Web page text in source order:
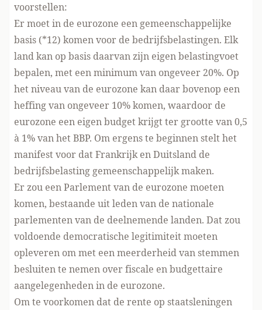
voorstellen:
Er moet in de eurozone een gemeenschappelijke
basis (*12) komen voor de bedrijfsbelastingen. Elk
land kan op basis daarvan zijn eigen belastingvoet
bepalen, met een minimum van ongeveer 20%. Op
het niveau van de eurozone kan daar bovenop een
heffing van ongeveer 10% komen, waardoor de
eurozone een eigen budget krijgt ter grootte van 0,5
à 1% van het BBP. Om ergens te beginnen stelt het
manifest voor dat Frankrijk en Duitsland de
bedrijfsbelasting gemeenschappelijk maken.
Er zou een Parlement van de eurozone moeten
komen, bestaande uit leden van de nationale
parlementen van de deelnemende landen. Dat zou
voldoende democratische legitimiteit moeten
opleveren om met een meerderheid van stemmen
besluiten te nemen over fiscale en budgettaire
aangelegenheden in de eurozone.
Om te voorkomen dat de rente op staatsleningen